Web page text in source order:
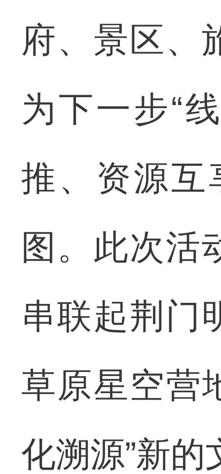
府、景区、
为下一步“
推、资源互
图。此次活
串联起荆门
草原星空营
化溯源”新